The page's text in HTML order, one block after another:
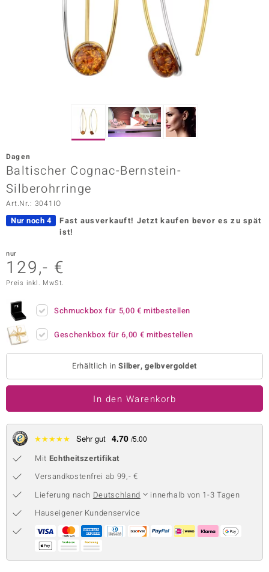
Vogue
Collection
BY DE MELO
Collection
Dagen
Baltischer Cognac-Bernstein-
Silberohrringe
Art.Nr.: 3041IO
Nur noch 4 Fast ausverkauft! Jetzt kaufen bevor es zu spät
ist!
nur
129,- €
Preis inkl. MwSt.
Schmuckbox für 5,00 € mitbestellen
Geschenkbox für6,00 € mitbestellen
Erhältlich inSilber, gelbvergoldet
In den Warenkorb
★★★★★ Sehr gut 4.70 /5.00
Mit Echtheitszertifikat
Versandkostenfrei ab 99,- €
Lieferung nach Deutschland
innerhalb von 1-3 Tagen
Hauseigener Kundenservice